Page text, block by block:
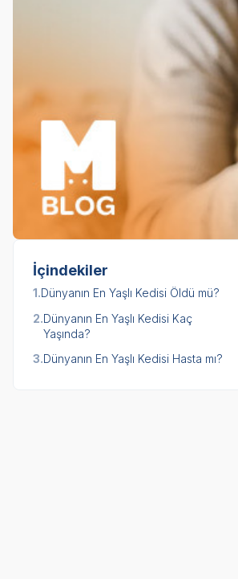
İçindekiler
1.Dünyanın En Yaşlı Kedisi Öldü mü?
2.Dünyanın En Yaşlı Kedisi Kaç
Yaşında?
3.Dünyanın En Yaşlı Kedisi Hasta mı?